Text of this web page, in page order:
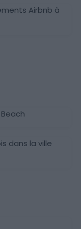
Airbnb à
dans la ville